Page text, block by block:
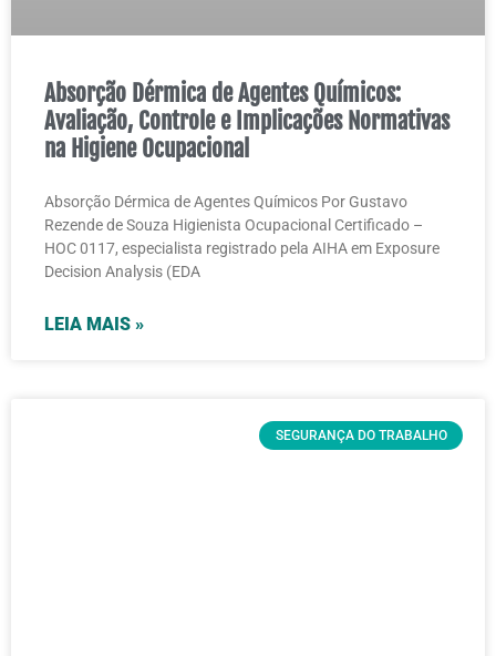
Absorção Dérmica de Agentes Químicos:
Avaliação, Controle e Implicações Normativas
na Higiene Ocupacional
Absorção Dérmica de Agentes Químicos Por Gustavo
Rezende de Souza Higienista Ocupacional Certificado –
HOC 0117, especialista registrado pela AIHA em Exposure
Decision Analysis (EDA
LEIA MAIS »
SEGURANÇA DO TRABALHO